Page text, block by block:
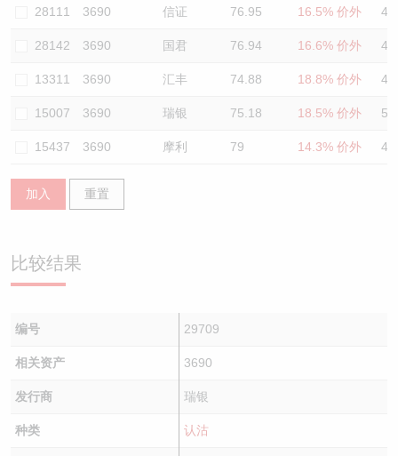
28111 3690 信证 76.95 16.5% 价外
28142 3690 国君 76.94 16.6% 价外
13311 3690 汇丰 74.88 18.8% 价外
15007 3690 瑞银 75.18 18.5% 价外
15437 3690 摩利 79 14.3% 价外
加入 重置
比较结果
编号 29709
相关资产 3690
发行商 瑞银
种类 认沽